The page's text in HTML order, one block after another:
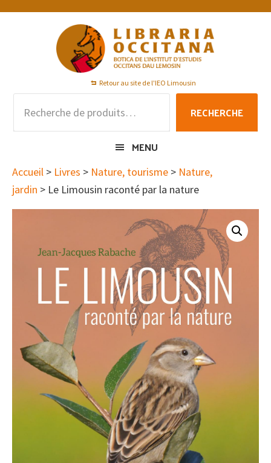
Passer
Passer
Passer
Retour au site de l'IEO Limousin
pour :
RECHERCHE
MENU
Accueil > Livres > Nature, tourisme > Nature,
jardin > Le Limousin raconté par la nature